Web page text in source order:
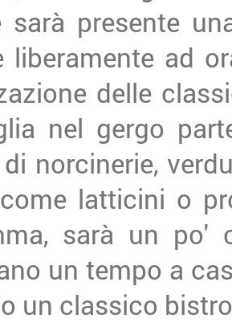
sarà presente
liberamente ad
delle
nel gergo
norcinerie,
latticini o
sarà un po'
un tempo a
un classico